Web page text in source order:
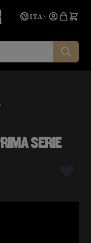
Lingua
ITA
SERIE